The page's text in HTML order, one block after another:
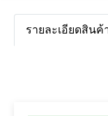
รายละเอียดสินค้